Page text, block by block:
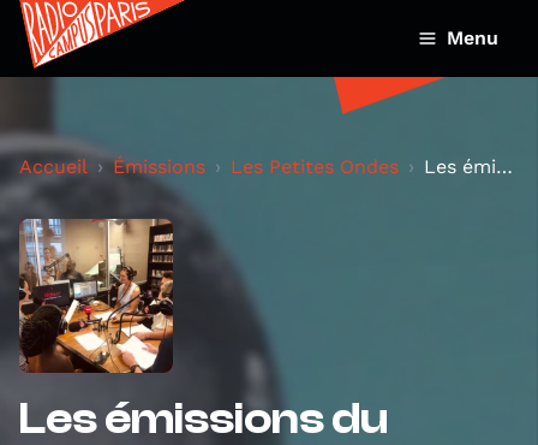
Menu
Accueil Émissions Les Petites Ondes Les émissions du groupe franco-allemand de l'unive...
Les émissions du